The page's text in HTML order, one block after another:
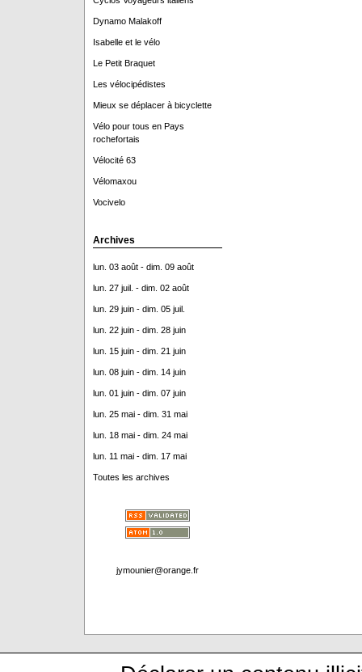
Dynamo Malakoff
Isabelle et le vélo
Le Petit Braquet
Les vélocipédistes
Mieux se déplacer à bicyclette
Vélo pour tous en Pays
rochefortais
Vélocité 63
Vélomaxou
Vocivelo
Archives
lun. 03 août - dim. 09 août
lun. 27 juil. - dim. 02 août
lun. 29 juin - dim. 05 juil.
lun. 22 juin - dim. 28 juin
lun. 15 juin - dim. 21 juin
lun. 08 juin - dim. 14 juin
lun. 01 juin - dim. 07 juin
lun. 25 mai - dim. 31 mai
lun. 18 mai - dim. 24 mai
lun. 11 mai - dim. 17 mai
Toutes les archives
jymounier@orange.fr